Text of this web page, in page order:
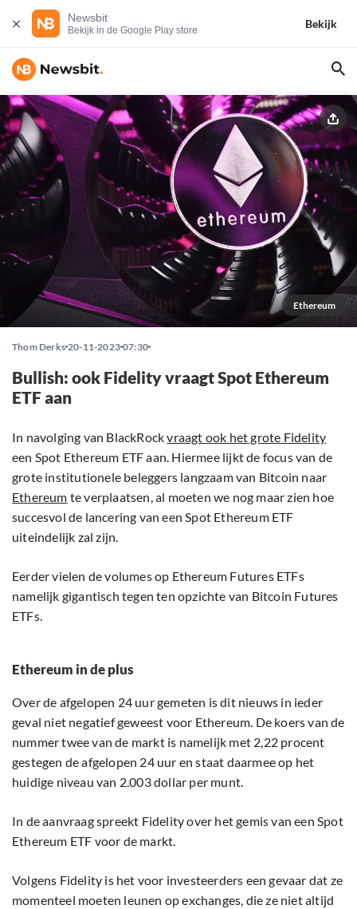
Newsbit
Bekijk in de Google Play store
Bekijk
Ethereum
Thom Derks 20-11-2023 07:30
Bullish: ook Fidelity vraagt Spot Ethereum
ETF aan
In navolging van BlackRockvraagt ook het grote Fidelity
een Spot Ethereum ETF aan. Hiermee lijkt de focus van de
grote institutionele beleggers langzaam van Bitcoin naar
Ethereum te verplaatsen, al moeten we nog maar zien hoe
succesvol de lancering van een Spot Ethereum ETF
uiteindelijk zal zijn.
Eerder vielen de volumes op Ethereum Futures ETFs
namelijk gigantisch tegen ten opzichte van Bitcoin Futures
ETFs.
Ethereum in de plus
Over de afgelopen 24 uur gemeten is dit nieuws in ieder
geval niet negatief geweest voor Ethereum. De koers van de
nummer twee van de markt is namelijk met 2,22 procent
gestegen de afgelopen 24 uur en staat daarmee op het
huidige niveau van 2.003 dollar per munt.
In de aanvraag spreekt Fidelity over het gemis van een Spot
Ethereum ETF voor de markt.
Volgens Fidelity is het voor investeerders een gevaar dat ze
momenteel moeten leunen op exchanges, die ze niet altijd